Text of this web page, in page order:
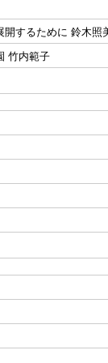
開するために 鈴木照
竹内範子